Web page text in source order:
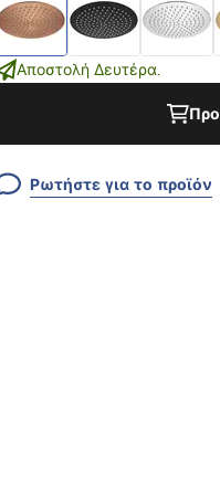
Αποστολή Δευτέρα.
Ρωτήστε για το προϊόν